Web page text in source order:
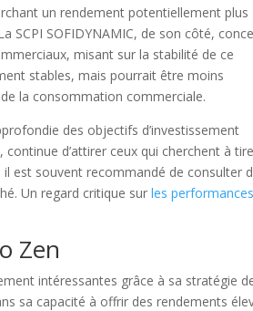
un rendement potentiellement plus
SCPI SOFIDYNAMIC, de son côté,
misant sur la stabilité de ce
stables, mais pourrait être moins
la consommation commerciale.
des objectifs d’investissement
d’attirer ceux qui cherchent à
est souvent recommandé de consulter
Un regard critique surles performances
Zen
intéressantes grâce à sa stratégie
sa capacité à offrir des rendements